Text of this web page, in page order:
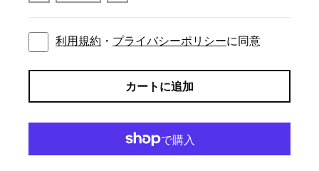
利用規約 ・ プライバシーポリシーに同意
カートに追加